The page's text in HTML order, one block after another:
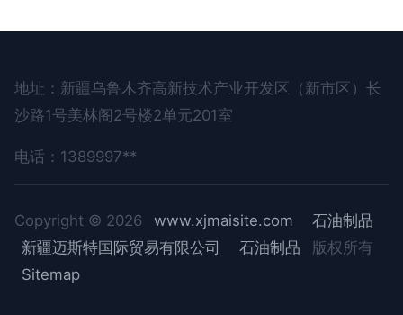
地址：新疆乌鲁木齐高新技术产业开发区（新市区）长
沙路1号美林阁2号楼2单元201室
电话：1389997**
Copyright © 2026 www.xjmaisite.com
石油制品
新疆迈斯特国际贸易有限公司
石油制品
版权所有
Sitemap